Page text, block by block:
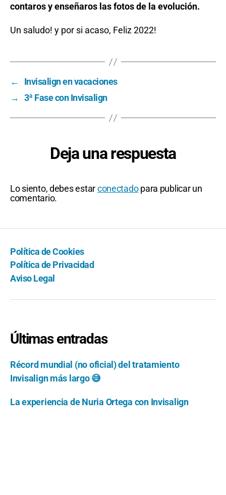
contaros y enseñaros las fotos de la evolución.
Un saludo! y por si acaso, Feliz 2022!
←
Invisalign en vacaciones
→
3ª Fase con Invisalign
Deja una respuesta
Lo siento, debes estarconectadopara publicar un
comentario.
Política de Cookies
Política de Privacidad
Aviso Legal
Últimas entradas
Récord mundial (no oficial) del tratamiento
Invisalign más largo 😅
La experiencia de Nuria Ortega con Invisalign